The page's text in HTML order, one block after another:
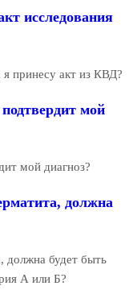
исследования
я принесу акт из КВД?
мой
мой диагноз?
должна
должна будет быть
А или Б?